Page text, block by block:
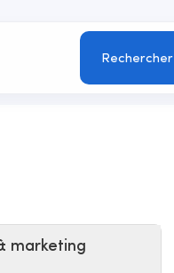
Rechercher
marketing